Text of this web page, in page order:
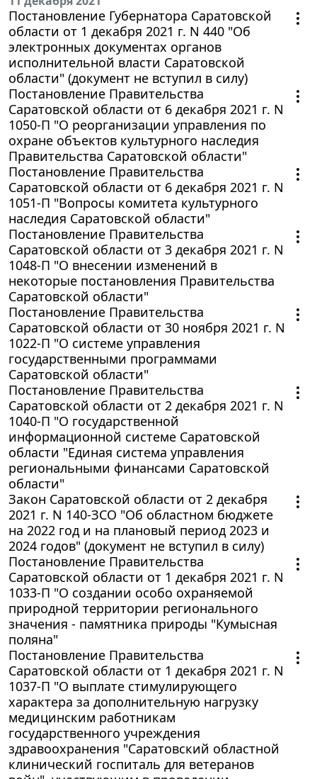
Постановление Губернатора Саратовской
области от 1 декабря 2021 г. N 440 "Об
электронных документах органов
исполнительной власти Саратовской
области" (документ не вступил в силу)
Постановление Правительства
Саратовской области от 6 декабря 2021 г. N
1050-П "О реорганизации управления по
охране объектов культурного наследия
Правительства Саратовской области"
Постановление Правительства
Саратовской области от 6 декабря 2021 г. N
1051-П "Вопросы комитета культурного
наследия Саратовской области"
Постановление Правительства
Саратовской области от 3 декабря 2021 г. N
1048-П "О внесении изменений в
некоторые постановления Правительства
Саратовской области"
Постановление Правительства
Саратовской области от 30 ноября 2021 г. N
1022-П "О системе управления
государственными программами
Саратовской области"
Постановление Правительства
Саратовской области от 2 декабря 2021 г. N
1040-П "О государственной
информационной системе Саратовской
области "Единая система управления
региональными финансами Саратовской
области"
Закон Саратовской области от 2 декабря
2021 г. N 140-ЗСО "Об областном бюджете
на 2022 год и на плановый период 2023 и
2024 годов" (документ не вступил в силу)
Постановление Правительства
Саратовской области от 1 декабря 2021 г. N
1033-П "О создании особо охраняемой
природной территории регионального
значения - памятника природы "Кумысная
поляна"
Постановление Правительства
Саратовской области от 1 декабря 2021 г. N
1037-П "О выплате стимулирующего
характера за дополнительную нагрузку
медицинским работникам
государственного учреждения
здравоохранения "Саратовский областной
клинический госпиталь для ветеранов